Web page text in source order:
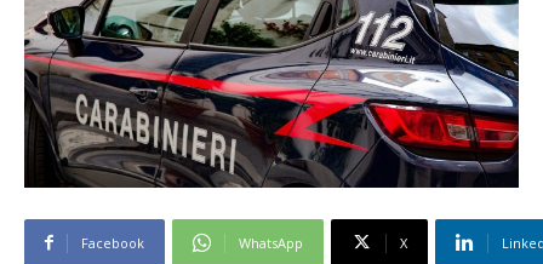
Facebook WhatsApp X